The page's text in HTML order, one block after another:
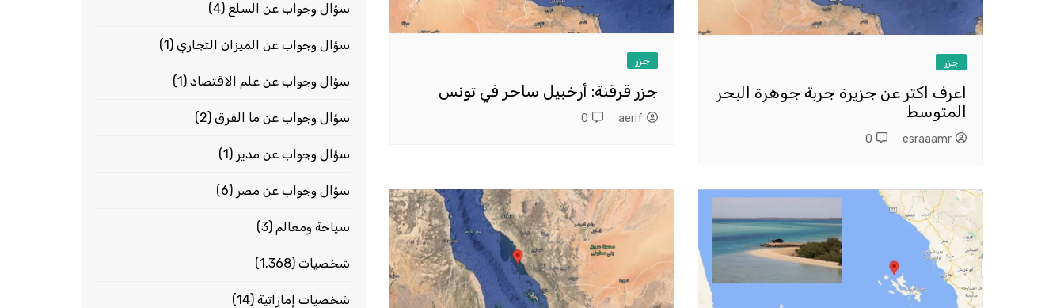
جزر
اعرف اكتر عن جزيرة جربة جوهرة البحر
المتوسط
esraaamr
0
جزر
جزر قرقنة: أرخبيل ساحر في تونس
aerif
0
سؤال وجواب عن السلع (4)
سؤال وجواب عن الميزان التجاري (1)
سؤال وجواب عن علم الاقتصاد (1)
سؤال وجواب عن ما الفرق (2)
سؤال وجواب عن مدير (1)
سؤال وجواب عن مصر (6)
سياحة ومعالم (3)
شخصيات (1٬368)
شخصيات إماراتية (14)